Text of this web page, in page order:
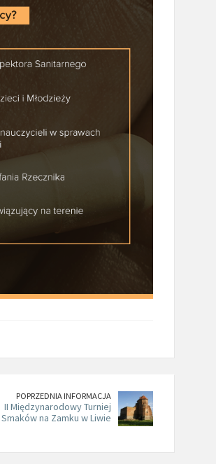
POPRZEDNIA INFORMACJA
II Międzynarodowy Turniej
Smaków na Zamku w Liwie